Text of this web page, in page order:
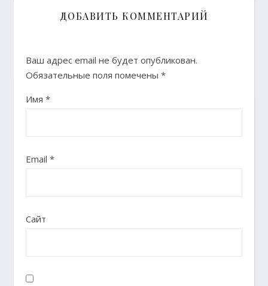
ДОБАВИТЬ КОММЕНТАРИЙ
Ваш адрес email не будет опубликован.
Обязательные поля помечены *
Имя *
Email *
Сайт